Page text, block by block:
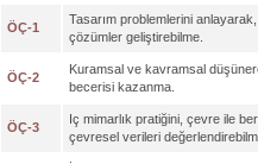
ÖÇ-1
Tasarım problemlerini
çözümler geliştirebilme.
ÖÇ-2
Kuramsal ve kavramsal
becerisi kazanma.
ÖÇ-3
Iç mimarlık pratiğini, çevre ile
çevresel verileri